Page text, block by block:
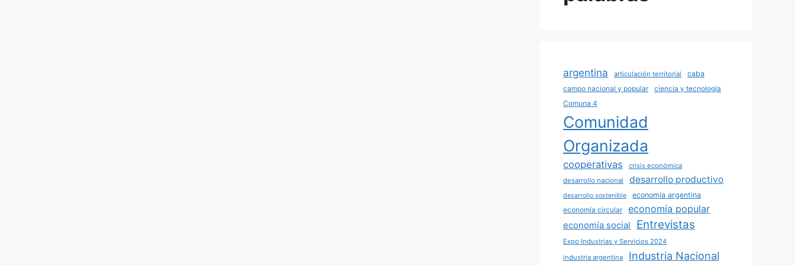
argentina articulación territorial
caba
campo nacional y popular
ciencia y tecnología
Comuna 4
Comunidad
Organizada
cooperativas
crisis económica
desarrollo nacional
desarrollo productivo
desarrollo sostenible
economía argentina
economía circular
economía popular
economía social Entrevistas
Expo Industrias y Servicios 2024
industria argentina
Industria Nacional